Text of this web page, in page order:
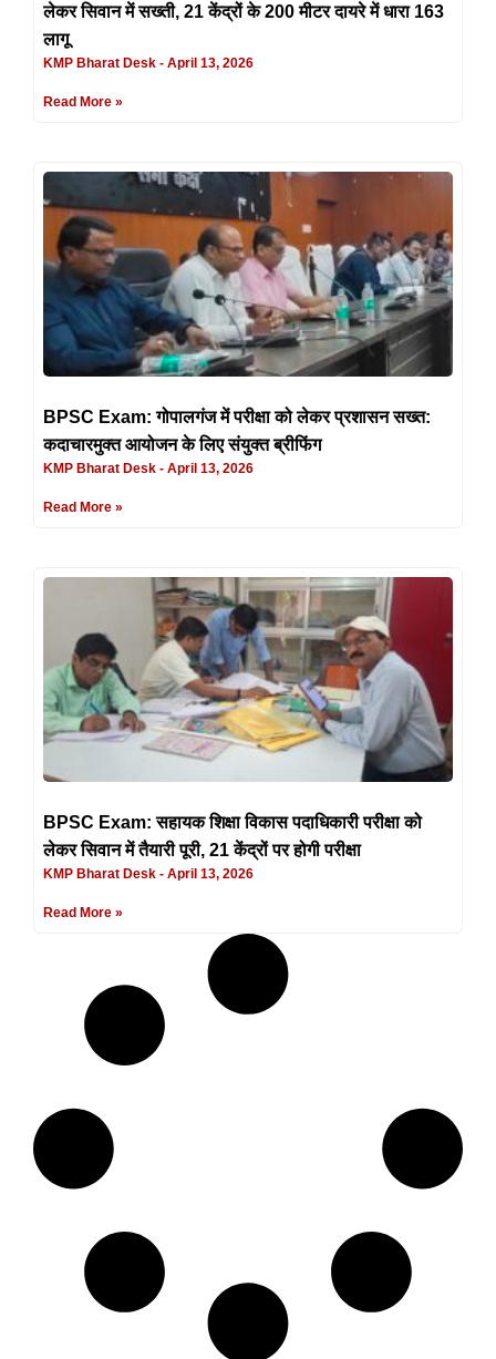
लेकर सिवान में सख्ती, 21 केंद्रों के 200 मीटर दायरे में धारा 163
लागू
KMP Bharat Desk April 13, 2026
Read More »
BPSC Exam: गोपालगंज में परीक्षा को लेकर प्रशासन सख्त:
कदाचारमुक्त आयोजन के लिए संयुक्त ब्रीफिंग
KMP Bharat Desk April 13, 2026
Read More »
BPSC Exam: सहायक शिक्षा विकास पदाधिकारी परीक्षा को
लेकर सिवान में तैयारी पूरी, 21 केंद्रों पर होगी परीक्षा
KMP Bharat Desk April 13, 2026
Read More »